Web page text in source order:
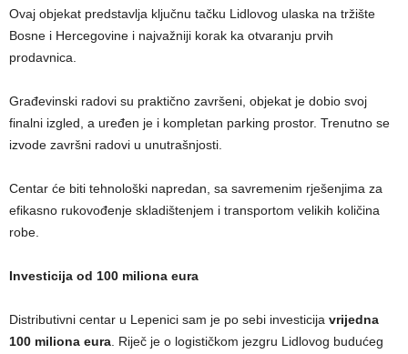
Ovaj objekat predstavlja ključnu tačku Lidlovog ulaska na tržište
Bosne i Hercegovine i najvažniji korak ka otvaranju prvih
prodavnica.
Građevinski radovi su praktično završeni, objekat je dobio svoj
finalni izgled, a uređen je i kompletan parking prostor. Trenutno se
izvode završni radovi u unutrašnjosti.
Centar će biti tehnološki napredan, sa savremenim rješenjima za
efikasno rukovođenje skladištenjem i transportom velikih količina
robe.
Investicija od 100 miliona eura
Distributivni centar u Lepenici sam je po sebi investicija vrijedna
100 miliona eura . Riječ je o logističkom jezgru Lidlovog budućeg